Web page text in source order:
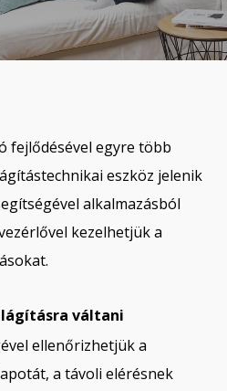
fejlődésével egyre több
eszköz jelenik
alkalmazásból
kezelhetjük a
váltani
ellenőrizhetjük a
a távoli elérésnek